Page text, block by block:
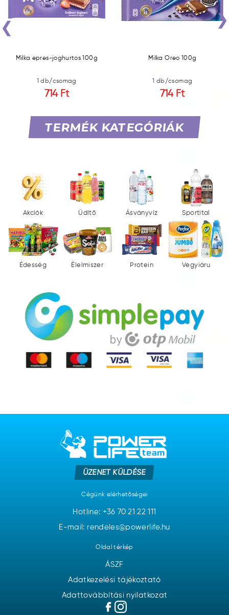
Milka epres-joghurtos 100g
1 db/csomag
714 Ft
Milka Oreo 100g
1 db/csomag
714 Ft
‹ ›
TERMÉK KATEGÓRIÁK
Akciók Üdítő Ásványvíz Sportital
Édesség Élelmiszer Protein Vegyiáru
ÜZENET KÜLDÉSE
Cégünk elérhetőségei
Hotline: +36 70 21 22 111
E-mail: rendeles@powerlife.hu
Oldal térkép
ÁSZF
Adatkezelési tájékoztató
Adattovábbítási nyilatkozat